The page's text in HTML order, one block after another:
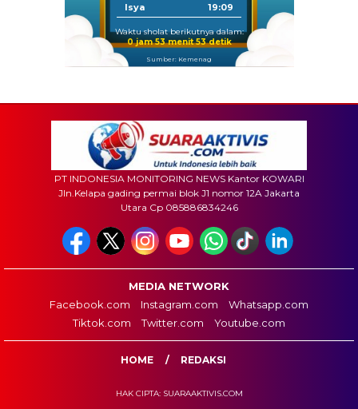
Isya 19:09
Waktu sholat berikutnya dalam:
0 jam 53 menit 51 detik
Sumber: Kemenag
PT INDONESIA MONITORING NEWS Kantor KOWARI
Jln.Kelapa gading permai blok J1 nomor 12A Jakarta
Utara Cp 085886834246
MEDIA NETWORK
Facebook.com
Instagram.com
Whatsapp.com
Tiktok.com
Twitter.com Youtube.com
HOME REDAKSI
HAK CIPTA: SUARAAKTIVIS.COM